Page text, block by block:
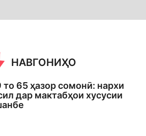
НАВГОНИҲО
то 65 ҳазор сомонӣ: нархи
дар мактабҳои хусусии